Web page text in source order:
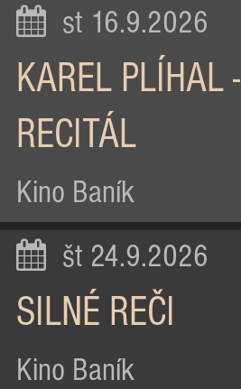
st 16.9.2026
KAREL PLÍHAL -
RECITÁL
Kino Baník
št 24.9.2026
SILNÉ REČI
Kino Baník